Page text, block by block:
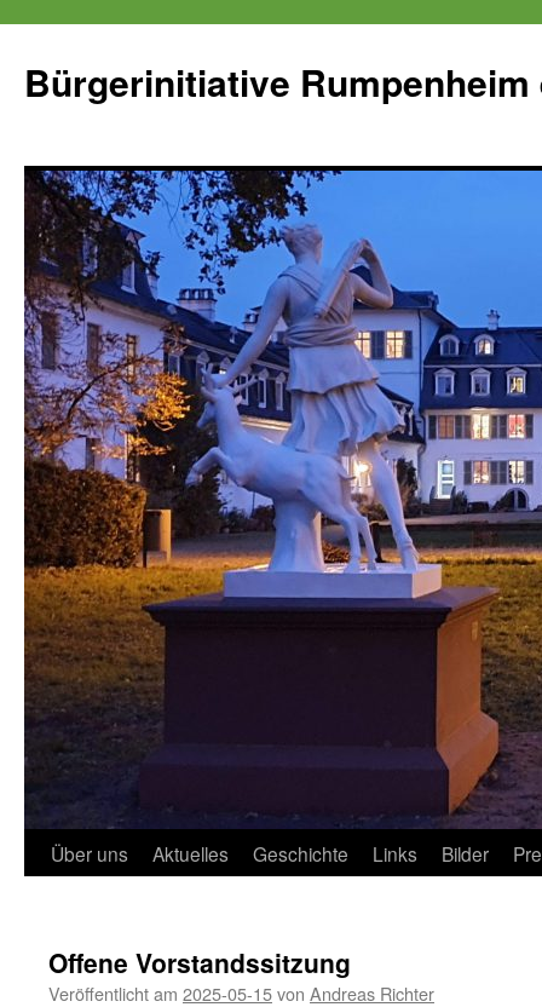
springen
Bürgerinitiative Rumpenheim
Über uns Aktuelles Geschichte Links Bilder
Offene Vorstandssitzung
Veröffentlicht am 2025-05-15von Andreas Richter